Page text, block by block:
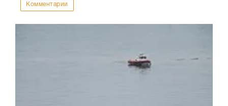
Комментарии